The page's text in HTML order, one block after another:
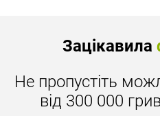
Зацікавила
Не пропустіть
від 300 000